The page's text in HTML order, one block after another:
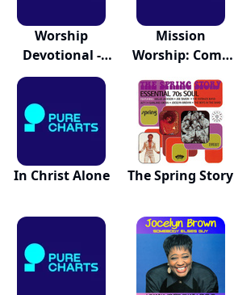
Worship
Devotional -
June
Mission
Worship: Come
In Christ Alone The Spring Story